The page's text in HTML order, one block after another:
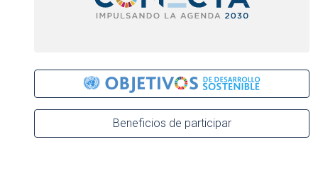
Beneficios de participar